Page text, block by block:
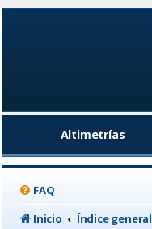
Altimetrías
FAQ
Inicio
Índice general